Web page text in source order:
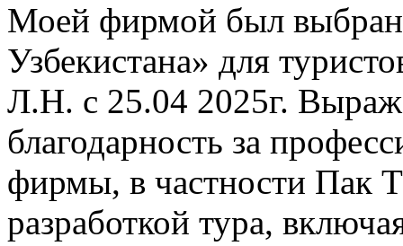
Моей фирмой был выбран
Узбекистана» для
Л.Н. с 25.04 2025г.
благодарность за
фирмы, в частности Пак
разработкой тура,